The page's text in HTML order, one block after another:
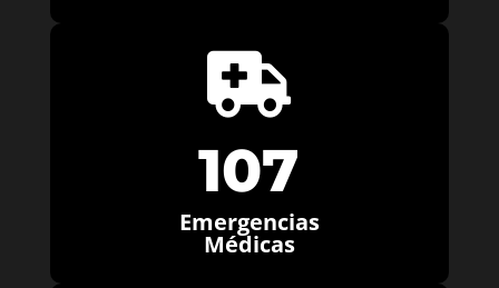

107
Emergencias
Médicas